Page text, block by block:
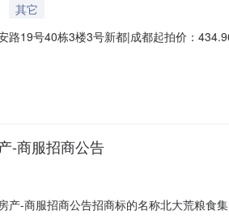
其它
路19号40栋3楼3号新都|成都起拍价：
务]所有权人及执行案号所有权人：被执
-商服招商公告
产-商服招商公告招商标的名称北大荒粮食